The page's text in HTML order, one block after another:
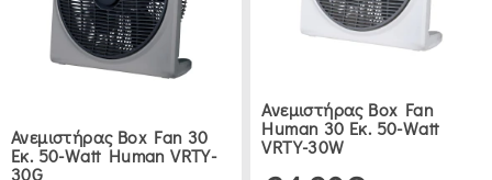
Ανεμιστήρας Box Fan 30
Εκ. 50-Watt Human VRTY-
30G
Ανεμιστήρας Box Fan
Human 30 Εκ. 50-Watt
VRTY-30W